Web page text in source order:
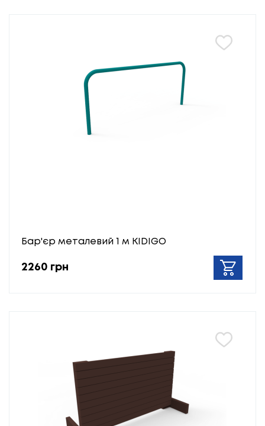
Бар'єр металевий 1 м KIDIGO
2260 грн